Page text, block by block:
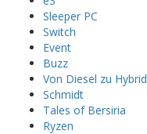
Sleeper PC
Switch
Event
Buzz
Von Diesel zu Hybrid
Schmidt
Tales of Bersiria
Ryzen